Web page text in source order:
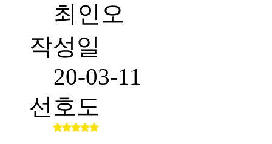
최인오
작성일
20-03-11
선호도